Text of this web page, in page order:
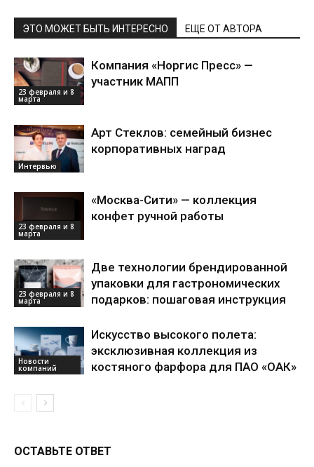
ЭТО МОЖЕТ БЫТЬ ИНТЕРЕСНО ЕЩЕ ОТ АВТОРА
23 февраля и 8
марта
Компания «Норгис Пресс» —
участник МАПП
Интервью
Арт Стеклов: семейный бизнес
корпоративных наград
23 февраля и 8
марта
«Москва-Сити» — коллекция
конфет ручной работы
23 февраля и 8
марта
Две технологии брендированной
упаковки для гастрономических
подарков: пошаговая инструкция
Новости
компаний
Искусство высокого полета:
эксклюзивная коллекция из
костяного фарфора для ПАО «ОАК»
ОСТАВЬТЕ ОТВЕТ